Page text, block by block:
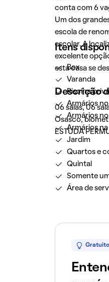
conta com 6
Um dos
escola de
escolar. A
excelente
esta casa se
Descrição
06 salas, 06
Osasco,
ESTUDA
Itens
Box
Varanda
Piscina
Armários
Armários
Armários
Jardim
Quartos e
Quintal
Somente
Área de
Gratuito